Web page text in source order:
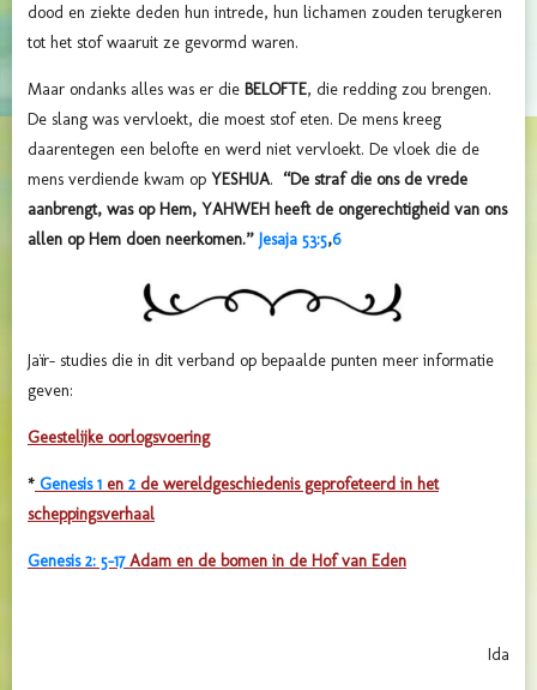
dood en ziekte deden hun intrede, hun lichamen zouden terugkeren
tot het stof waaruit ze gevormd waren.
Maar ondanks alles was er die BELOFTE, die redding zou brengen.
De slang was vervloekt, die moest stof eten. De mens kreeg
daarentegen een belofte en werd niet vervloekt. De vloek die de
mens verdiende kwam op YESHUA. “De straf die ons de vrede
aanbrengt, was op Hem, YAHWEH heeft de ongerechtigheid van ons
allen op Hem doen neerkomen.” Jesaja 53:5,6
Jaïr- studies die in dit verband op bepaalde punten meer informatie
geven:
Geestelijke oorlogsvoering
* Genesis 1 en 2 de wereldgeschiedenis geprofeteerd in het
scheppingsverhaal
Genesis 2: 5-17Adam en de bomen in de Hof van Eden
Ida